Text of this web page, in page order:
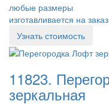
любые размеры
изготавливается на заказ
Узнать стоимость
11823.
зеркальная